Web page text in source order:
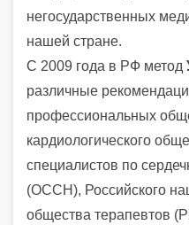
негосударственных
нашей стране.
С 2009 года в РФ метод
различные
профессиональных
кардиологического
специалистов по
(ОССН), Российского
общества терапевтов